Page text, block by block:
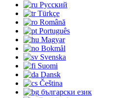
Русский
Türkçe
Română
Português
Magyar
Bokmål
Svenska
Suomi
Dansk
Čeština
български език